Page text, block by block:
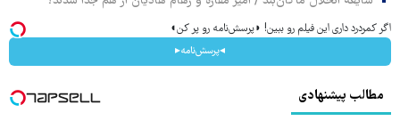
اگر کمردرد داری این فیلم رو ببین! ◗پرسش‌نامه رو پر کن◖
◂پرسش‌نامه▸
مطالب پیشنهادی